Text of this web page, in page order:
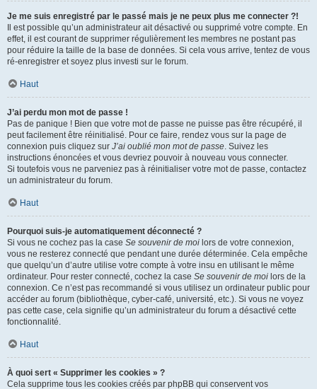
Je me suis enregistré par le passé mais je ne peux plus me connecter ?!
Il est possible qu’un administrateur ait désactivé ou supprimé votre compte. En
effet, il est courant de supprimer régulièrement les membres ne postant pas
pour réduire la taille de la base de données. Si cela vous arrive, tentez de vous
ré-enregistrer et soyez plus investi sur le forum.
Haut
J’ai perdu mon mot de passe !
Pas de panique ! Bien que votre mot de passe ne puisse pas être récupéré, il
peut facilement être réinitialisé. Pour ce faire, rendez vous sur la page de
connexion puis cliquez sur J’ai oublié mon mot de passe. Suivez les
instructions énoncées et vous devriez pouvoir à nouveau vous connecter.
Si toutefois vous ne parveniez pas à réinitialiser votre mot de passe, contactez
un administrateur du forum.
Haut
Pourquoi suis-je automatiquement déconnecté ?
Si vous ne cochez pas la case Se souvenir de moi lors de votre connexion,
vous ne resterez connecté que pendant une durée déterminée. Cela empêche
que quelqu’un d’autre utilise votre compte à votre insu en utilisant le même
ordinateur. Pour rester connecté, cochez la case Se souvenir de moi lors de la
connexion. Ce n’est pas recommandé si vous utilisez un ordinateur public pour
accéder au forum (bibliothèque, cyber-café, université, etc.). Si vous ne voyez
pas cette case, cela signifie qu’un administrateur du forum a désactivé cette
fonctionnalité.
Haut
À quoi sert « Supprimer les cookies » ?
Cela supprime tous les cookies créés par phpBB qui conservent vos